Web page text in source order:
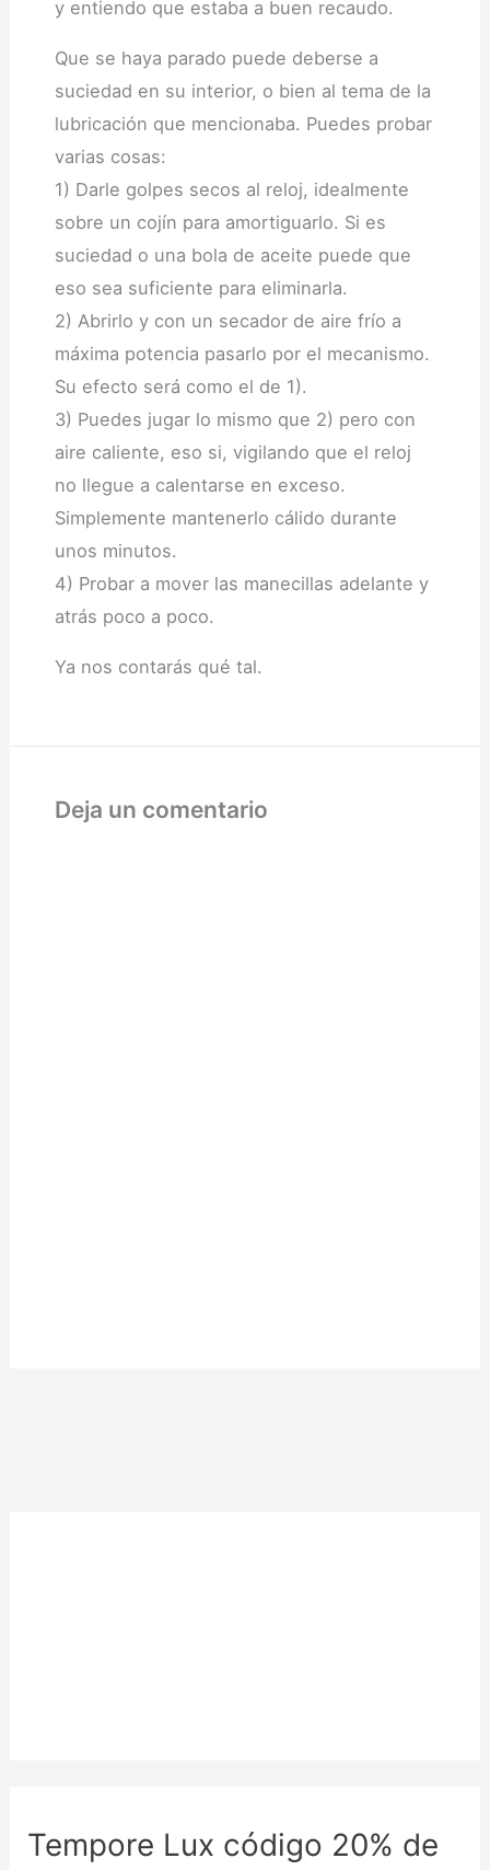
y entiendo que estaba a buen recaudo.
Que se haya parado puede deberse a
suciedad en su interior, o bien al tema de la
lubricación que mencionaba. Puedes probar
varias cosas:
1) Darle golpes secos al reloj, idealmente
sobre un cojín para amortiguarlo. Si es
suciedad o una bola de aceite puede que
eso sea suficiente para eliminarla.
2) Abrirlo y con un secador de aire frío a
máxima potencia pasarlo por el mecanismo.
Su efecto será como el de 1).
3) Puedes jugar lo mismo que 2) pero con
aire caliente, eso si, vigilando que el reloj
no llegue a calentarse en exceso.
Simplemente mantenerlo cálido durante
unos minutos.
4) Probar a mover las manecillas adelante y
atrás poco a poco.
Ya nos contarás qué tal.
Deja un comentario
Tempore Lux código 20% de